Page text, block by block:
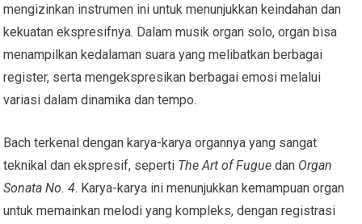
mengizinkan instrumen ini untuk menunjukkan keindahan dan
kekuatan ekspresifnya. Dalam musik organ solo, organ bisa
menampilkan kedalaman suara yang melibatkan berbagai
register, serta mengekspresikan berbagai emosi melalui
variasi dalam dinamika dan tempo.
Bach terkenal dengan karya-karya organnya yang sangat
teknikal dan ekspresif, seperti The Art of Fugue dan Organ
Sonata No. 4. Karya-karya ini menunjukkan kemampuan organ
untuk memainkan melodi yang kompleks, dengan registrasi